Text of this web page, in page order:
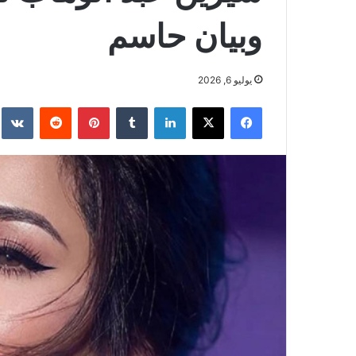
وبيان حاسم
يوليو 6, 2026
فيسبوك ‫X لينكدإن بينتيريست